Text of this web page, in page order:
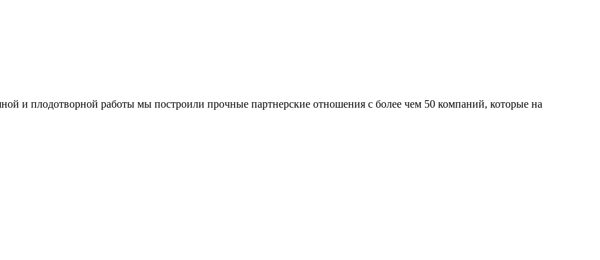
и плодотворной работы мы построили прочные партнерские отношения с более чем 50 компаний, которые на